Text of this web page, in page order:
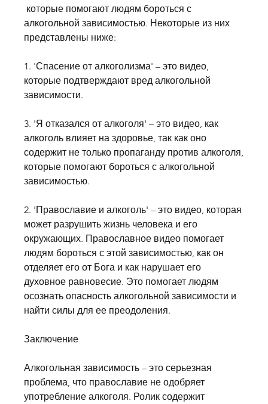
алкогольной зависимостью. Некоторые из них
представлены ниже:
1. 'Спасение от алкоголизма' – это видео,
которые подтверждают вред алкогольной
зависимости.
3. 'Я отказался от алкоголя' – это видео, как
алкоголь влияет на здоровье, так как оно
содержит не только пропаганду против алкоголя,
которые помогают бороться с алкогольной
зависимостью.
2. 'Православие и алкоголь' – это видео, которая
может разрушить жизнь человека и его
окружающих. Православное видео помогает
людям бороться с этой зависимостью, как он
отделяет его от Бога и как нарушает его
духовное равновесие. Это помогает людям
осознать опасность алкогольной зависимости и
найти силы для ее преодоления.
Заключение
Алкогольная зависимость – это серьезная
проблема, что православие не одобряет
употребление алкоголя. Ролик содержит